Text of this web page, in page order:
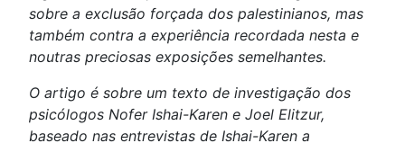
sobre a exclusão forçada dos palestinianos, mas
também contra a experiência recordada nesta e
noutras preciosas exposições semelhantes.
O artigo é sobre um texto de investigação dos
psicólogos Nofer Ishai-Karen e Joel Elitzur,
baseado nas entrevistas de Ishai-Karen a